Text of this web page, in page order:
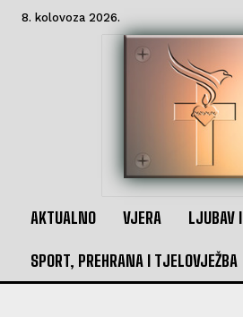
8. kolovoza 2026.
AKTUALNO VJERA LJUBAV
SPORT, PREHRANA I TJELOVJEŽBA